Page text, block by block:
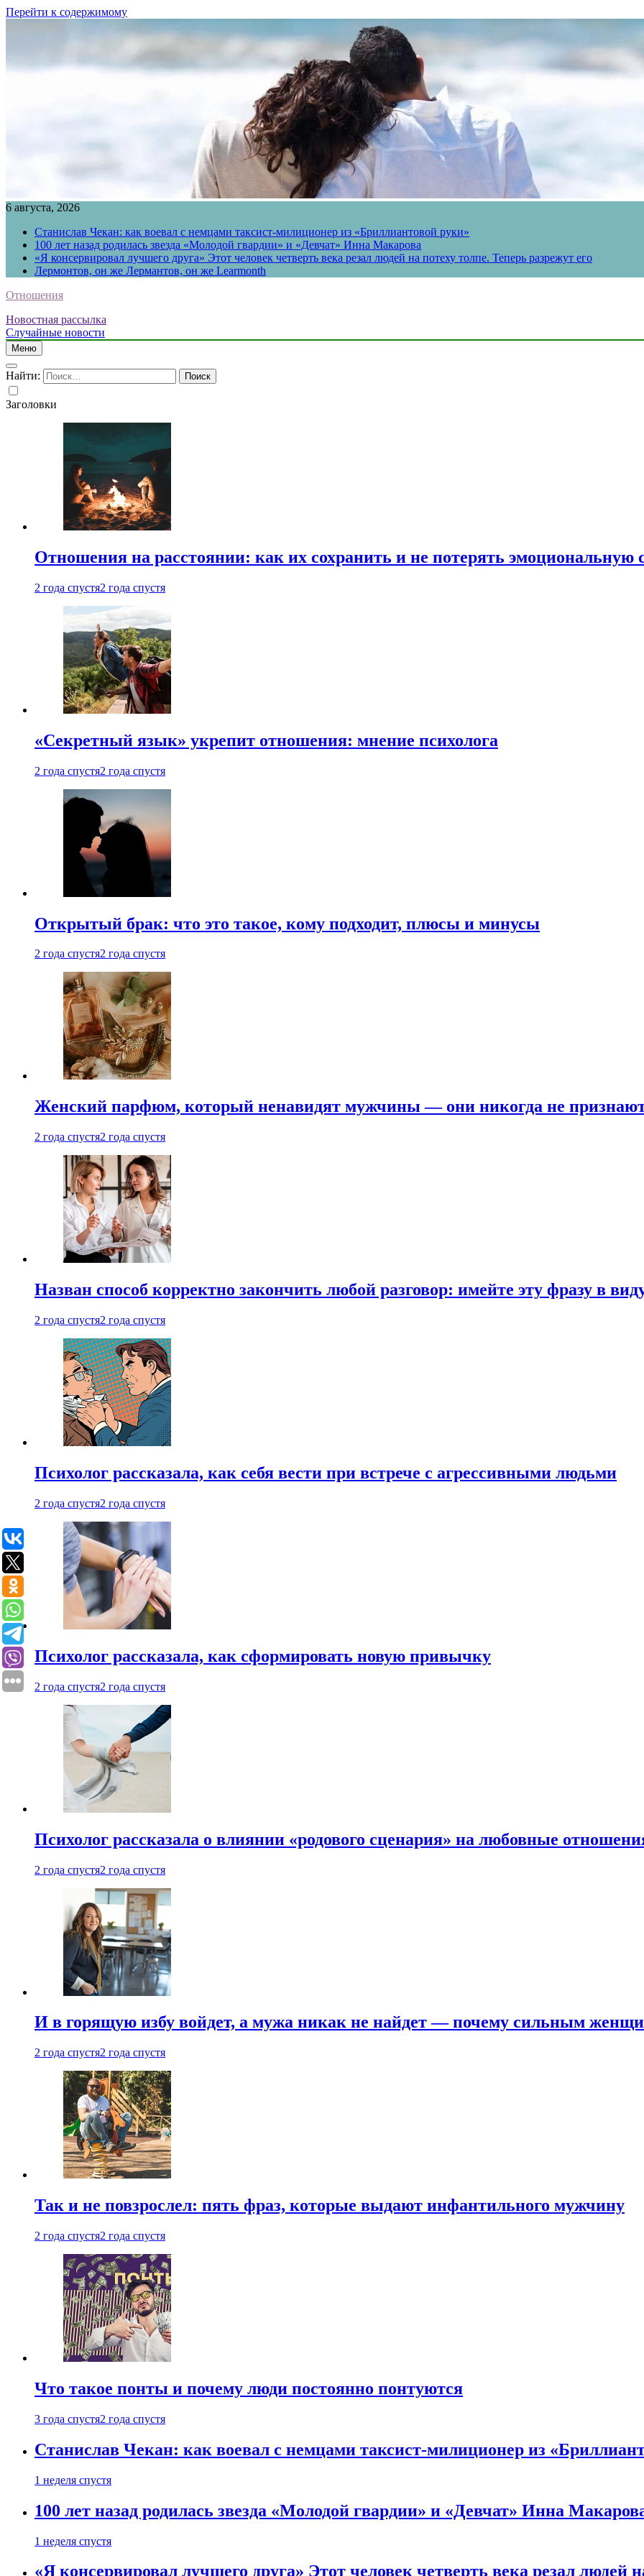
Перейти к содержимому
6 августа, 2026
Станислав Чекан: как воевал с немцами таксист-милиционер из «Бриллиантовой руки»
100 лет назад родилась звезда «Молодой гвардии» и «Девчат» Инна Макарова
«Я консервировал лучшего друга» Этот человек четверть века резал людей на потеху толпе. Теперь разрежут его
Лермонтов, он же Лермантов, он же Learmonth
Отношения
Новостная рассылка
Случайные новости
Меню
Найти:
Заголовки
Отношения на расстоянии: как их сохранить и не потерять
2 года спустя2 года спустя
«Секретный язык» укрепит отношения: мнение психолога
2 года спустя2 года спустя
Открытый брак: что это такое, кому подходит, плюсы и минусы
2 года спустя2 года спустя
Женский парфюм, который ненавидят мужчины — они никогда не
2 года спустя2 года спустя
Назван способ корректно закончить любой разговор: имейте эту фразу в
2 года спустя2 года спустя
Психолог рассказала, как себя вести при встрече с агрессивными людьми
2 года спустя2 года спустя
Психолог рассказала, как сформировать новую привычку
2 года спустя2 года спустя
Психолог рассказала о влиянии «родового сценария» на любовные
2 года спустя2 года спустя
И в горящую избу войдет, а мужа никак не найдет — почему сильным
2 года спустя2 года спустя
Так и не повзрослел: пять фраз, которые выдают инфантильного мужчину
2 года спустя2 года спустя
Что такое понты и почему люди постоянно понтуются
3 года спустя2 года спустя
Станислав Чекан: как воевал с немцами таксист-милиционер из
1 неделя спустя
100 лет назад родилась звезда «Молодой гвардии» и «Девчат» Инна
1 неделя спустя
«Я консервировал лучшего друга» Этот человек четверть века резал людей